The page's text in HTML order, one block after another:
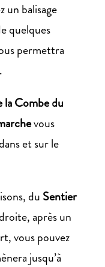
un balisage
quelques
permettra
la Combe du
vous
et sur le
du Sentier
après un
vous pouvez
jusqu’à